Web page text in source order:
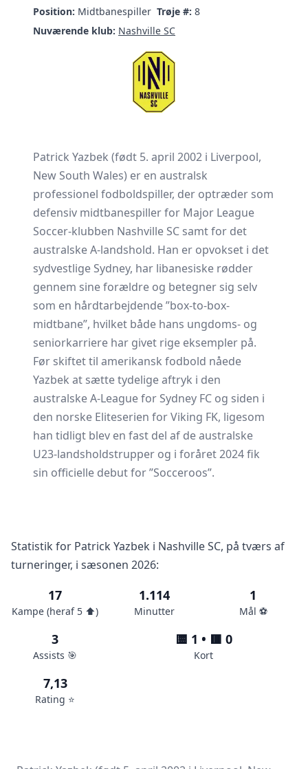
Position: Midtbanespiller Trøje #: 8
Nuværende klub: Nashville SC
Patrick Yazbek (født 5. april 2002 i Liverpool,
New South Wales) er en australsk
professionel fodboldspiller, der optræder som
defensiv midtbanespiller for Major League
Soccer-klubben Nashville SC samt for det
australske A-landshold. Han er opvokset i det
sydvestlige Sydney, har libanesiske rødder
gennem sine forældre og betegner sig selv
som en hårdtarbejdende ”box-to-box-
midtbane”, hvilket både hans ungdoms- og
seniorkarriere har givet rige eksempler på.
Før skiftet til amerikansk fodbold nåede
Yazbek at sætte tydelige aftryk i den
australske A-League for Sydney FC og siden i
den norske Eliteserien for Viking FK, ligesom
han tidligt blev en fast del af de australske
U23-landsholdstrupper og i foråret 2024 fik
sin officielle debut for ”Socceroos”.
Statistik for Patrick Yazbek i Nashville SC, på tværs af
turneringer, i sæsonen 2026:
17
Kampe (heraf 5 ⬆️)
1.114
Minutter
1
Mål ⚽️
3
Assists 🎯
🟨 1 • 🟥 0
Kort
7,13
Rating ⭐️